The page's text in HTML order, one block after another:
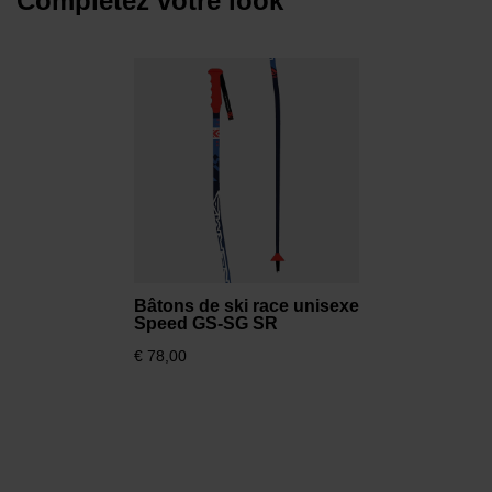
chaussures.
Puissance, rebond et contrôle améliorés
La technologie Dual Core mélange des matériaux de
différentes rigidités afin d'offrir au skieur une plus
grande réactivité, davantage de puissance et un
rebond explosif pour des performances accrues.
Design plus fluide et aérodynamique
Les nouvelles chaussures de course RS sont plus
aérodynamiques que jamais grâce à notre
collaboration avec l'équipe de Formule 1 Sauber-Alfa
Romeo Racing. Ensemble, nous avons développé la
chaussure de ski la plus aérodynamique du marché.
C'est dans leur soufflerie qu'est né le concept "Air
Bâtons de ski race unisexe
Speed GS-SG SR
€ 78,00